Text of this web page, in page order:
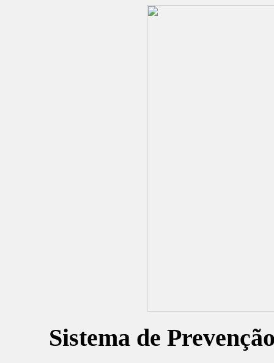
Sistema de